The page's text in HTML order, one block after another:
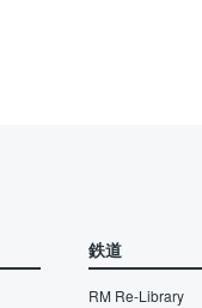
鉄道
RM Re-Library